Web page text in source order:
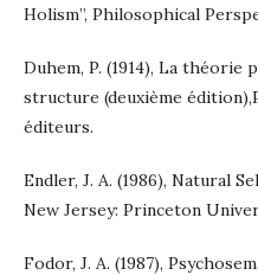
Holism”, Philosophical
Duhem, P. (1914), La théorie
structure (deuxième
éditeurs.
Endler, J. A. (1986), Natural
New Jersey: Princeton
Fodor, J. A. (1987),